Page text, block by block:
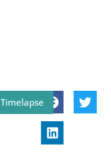
Share:
Timelapse